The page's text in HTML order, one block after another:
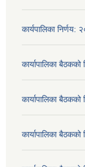
कार्यपालिका निर्णय:
कार्यापालिका
कार्यापालिका
कार्यापालिका